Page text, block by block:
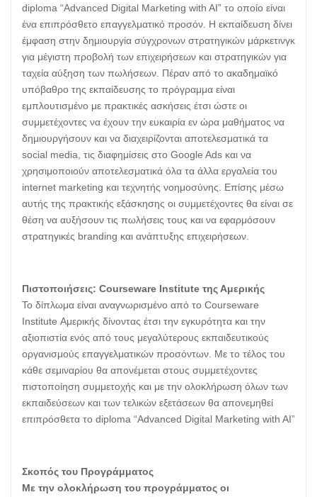
diploma “Advanced Digital Marketing with AI” το οποίο είναι
ένα επιπρόσθετο επαγγελματικό προσόν. Η εκπαίδευση δίνει
έμφαση στην δημιουργία σύγχρονων στρατηγικών μάρκετινγκ
για μέγιστη προβολή των επιχειρήσεων και στρατηγικών για
ταχεία αύξηση των πωλήσεων. Πέραν από το ακαδημαϊκό
υπόβαθρο της εκπαίδευσης το πρόγραμμα είναι
εμπλουτισμένο με πρακτικές ασκήσεις έτσι ώστε οι
συμμετέχοντες να έχουν την ευκαιρία εν ώρα μαθήματος να
δημιουργήσουν και να διαχειρίζονται αποτελεσματικά τα
social media, τις διαφημίσεις στο Google Ads και να
χρησιμοποιούν αποτελεσματικά όλα τα άλλα εργαλεία του
internet marketing και τεχνητής νοημοσύνης. Επίσης μέσω
αυτής της πρακτικής εξάσκησης οι συμμετέχοντες θα είναι σε
θέση να αυξήσουν τις πωλήσεις τους και να εφαρμόσουν
στρατηγικές branding και ανάπτυξης επιχειρήσεων.
Πιστοποιήσεις: Courseware Institute της Αμερικής
Το δίπλωμα είναι αναγνωρισμένο από το Courseware
Institute Αμερικής δίνοντας έτσι την εγκυρότητα και την
αξιοπιστία ενός από τους μεγαλύτερους εκπαιδευτικούς
οργανισμούς επαγγελματικών προσόντων. Με το τέλος του
κάθε σεμιναρίου θα απονέμεται στους συμμετέχοντες
πιστοποίηση συμμετοχής και με την ολοκλήρωση όλων των
εκπαιδεύσεων και των τελικών εξετάσεων θα απονεμηθεί
επιπρόσθετα το diploma “Advanced Digital Marketing with AI”
Σκοπός του Προγράμματος
Με την ολοκλήρωση του προγράμματος οι